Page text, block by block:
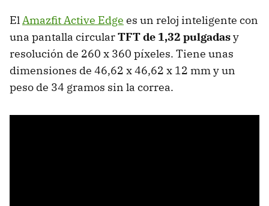
ElAmazfit Active Edge es un reloj inteligente con
una pantalla circularTFT de 1,32 pulgadasy
resolución de 260 x 360 píxeles. Tiene unas
dimensiones de 46,62 x 46,62 x 12 mm y un
peso de 34 gramos sin la correa.